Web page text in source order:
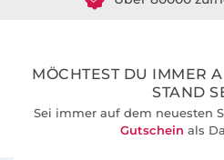
MÖCHTEST DU IMMER
STAND
Sei immer auf dem neuesten
Gutschein als